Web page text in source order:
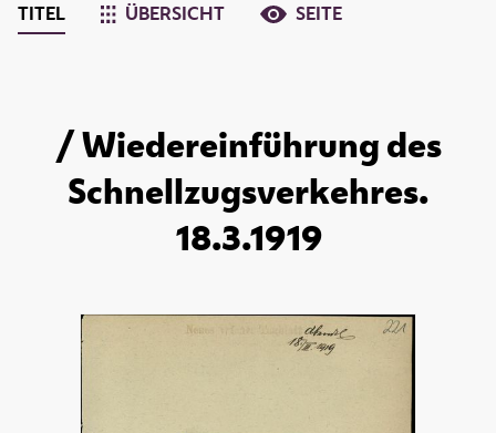
TITEL ÜBERSICHT SEITE
/ Wiedereinführung des
Schnellzugsverkehres.
18.3.1919